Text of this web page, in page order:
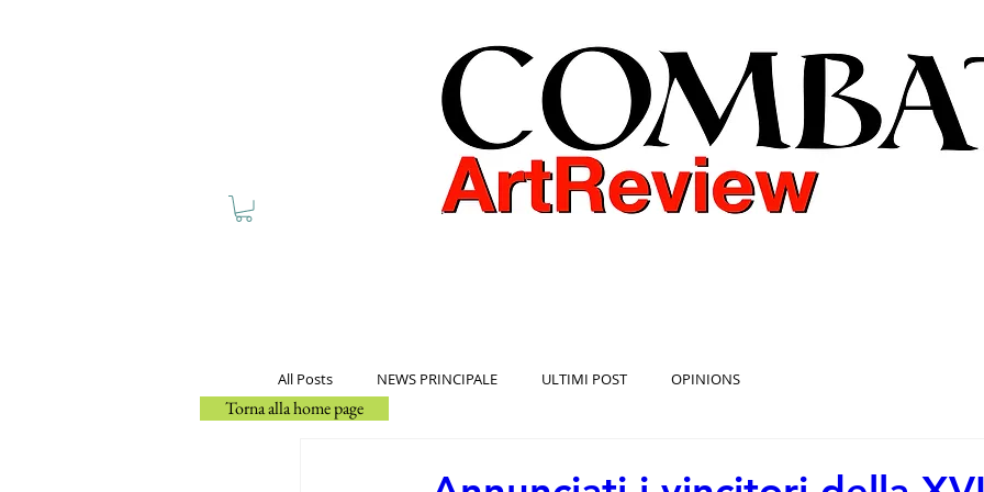
All Posts NEWS PRINCIPALE ULTIMI POST OPINIONS
Torna alla home page